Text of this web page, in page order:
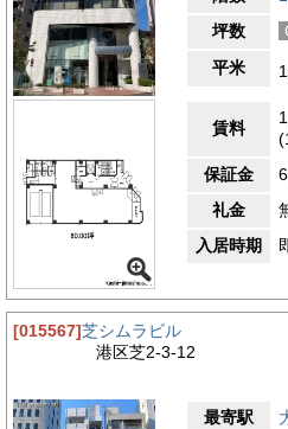
坪数
平米
賃料
保証金
礼金
入居時期
[015567]芝シムラビル
港区芝2-3-12
最寄駅